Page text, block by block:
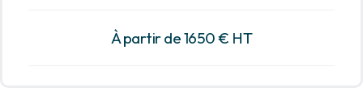
À partir de 1650 € HT